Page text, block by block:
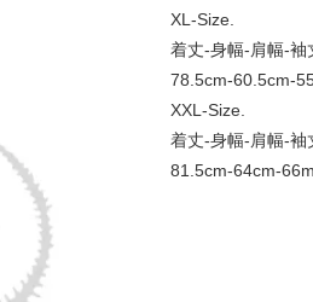
XL-Size.
着丈-身幅-肩幅-袖
78.5cm-60.5cm-
XXL-Size.
着丈-身幅-肩幅-袖
81.5cm-64cm-